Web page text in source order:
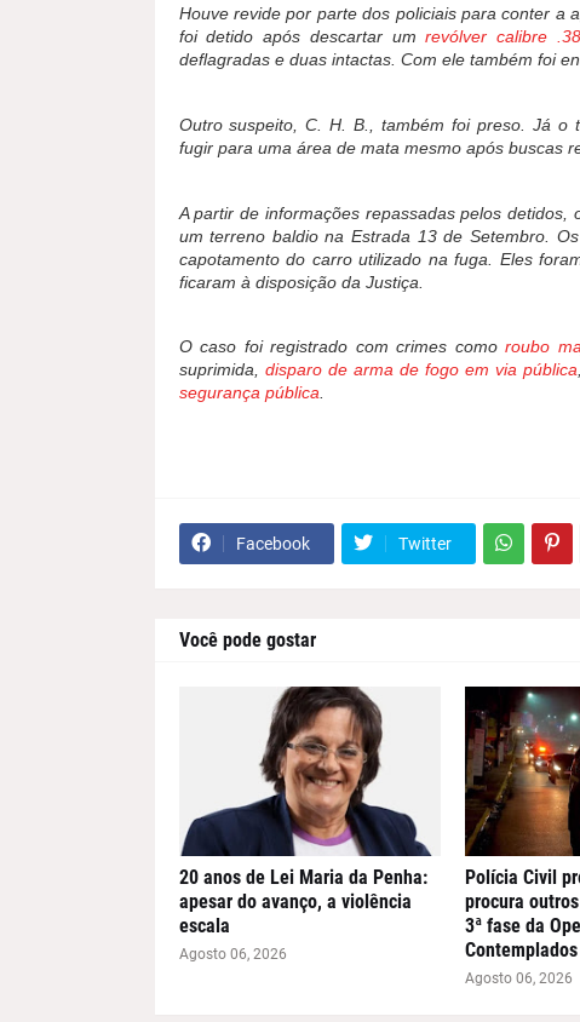
Houve revide por parte dos policiais para conter a
foi detido após descartar umrevólver calibre .38
deflagradas e duas intactas. Com ele também foi
Outro suspeito, C. H. B., também foi preso. Já o
fugir para uma área de mata mesmo após buscas
A partir de informações repassadas pelos
um terreno baldio na Estrada 13 de Setembro.
capotamento do carro utilizado na fuga. Eles
ficaram à disposição da Justiça.
O caso foi registrado com crimes comoroubo
suprimida, disparo de arma de fogo em via pública
segurança pública.
Facebook Twitter
Você pode gostar
20 anos de Lei Maria da Penha:
apesar do avanço, a violência
escala
Agosto 06, 2026
Polícia Civil
procura
3ª fase da
Agosto 06, 2026